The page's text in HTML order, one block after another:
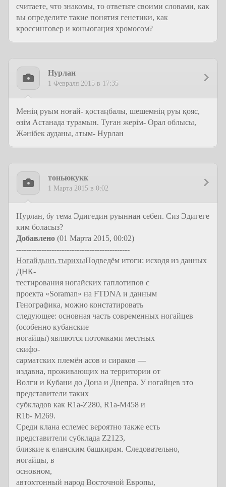
считаете, что знакомы, то ответьте своими словами, как
вы определите такие понятия генетики, как
кроссинговер и коньюгация хромосом?
Нурлан
1 Февраля 2015 в 17:35
Менің руым ноғай- қостаңбалы, шешемнің руы қояс,
өзім Астанада турамын. Туған жерім- Орал облысы,
Жәнібек ауданы, атым- Нурлан
тоньюкукк
1 Марта 2015 в 0:02
Нурлан, бу тема Эдигедин руыннан себеп. Сиз Эдигеге
ким боласыз?
Добавлено (01 Марта 2015, 00:02)
---------------------------------------------
Ногайдынъ тырихыПодведём итоги: исходя из данных
ДНК-
тестирования ногайских гаплотипов с
проекта «Soraman» на FTDNA и данным
Генографика, можно констатировать
следующее: основная часть современных ногайцев
(особенно кубанские
ногайцы) являются потомками местных
скифо-
сарматских племён асов и сираков —
издавна, проживающих на территории от
Волги и Кубани до Дона и Днепра. У ногайцев это
представители таких
субкладов как R1a-Z280, R1a-M458 и
R1b- M269.
Среди клана еслемес вероятно также есть
представители субклада Z2123,
близкие к еланским башкирам. Следовательно,
ногайцы, в
основном,
автохтонный народ Восточной Европы,